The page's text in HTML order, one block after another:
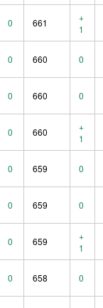
0 661
+
1
0 660 0
0 660 0
0 660
+
1
0 659 0
0 659 0
0 659
+
1
0 658 0